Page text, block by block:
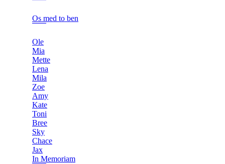
Os med to ben
Ole
Mia
Mette
Lena
Mila
Zoe
Amy
Kate
Toni
Bree
Sky
Chace
Jax
In Memoriam